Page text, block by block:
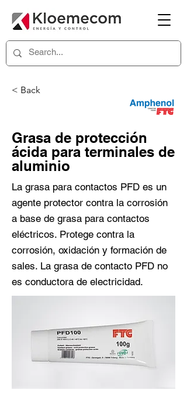
< Back
Grasa de protección
ácida para terminales de
aluminio
La grasa para contactos PFD es un
agente protector contra la corrosión
a base de grasa para contactos
eléctricos. Protege contra la
corrosión, oxidación y formación de
sales. La grasa de contacto PFD no
es conductora de electricidad.